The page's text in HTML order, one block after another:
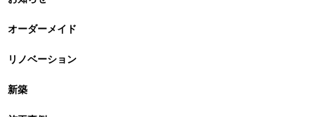
オーダーメイド
リノベーション
新築